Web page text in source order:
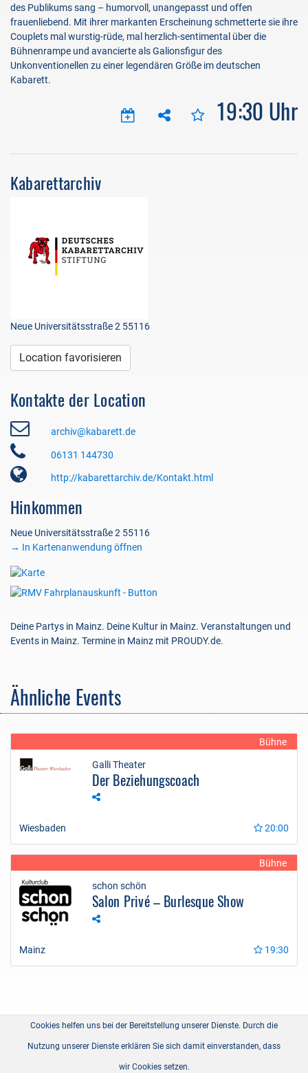
des Publikums sang – humorvoll, unangepasst und offen
frauenliebend. Mit ihrer markanten Erscheinung schmetterte sie ihre
Couplets mal wurstig-rüde, mal herzlich-sentimental über die
Bühnenrampe und avancierte als Galionsfigur des
Unkonventionellen zu einer legendären Größe im deutschen
Kabarett.
19:30 Uhr
Kabarettarchiv
Neue Universitätsstraße 2 55116
Location favorisieren
Kontakte der Location
archiv@kabarett.de
06131 144730
http://kabarettarchiv.de/Kontakt.html
Hinkommen
Neue Universitätsstraße 2 55116
→ In Kartenanwendung öffnen
Deine Partys in Mainz. Deine Kultur in Mainz. Veranstaltungen und
Events in Mainz. Termine in Mainz mit PROUDY.de.
Ähnliche Events
Bühne
Galli Theater
Der Beziehungscoach
Wiesbaden 20:00
Bühne
schon schön
Salon Privé – Burlesque Show
Mainz 19:30
Cookies helfen uns bei der Bereitstellung unserer Dienste. Durch die
Nutzung unserer Dienste erklären Sie sich damit einverstanden, dass
wir Cookies setzen.